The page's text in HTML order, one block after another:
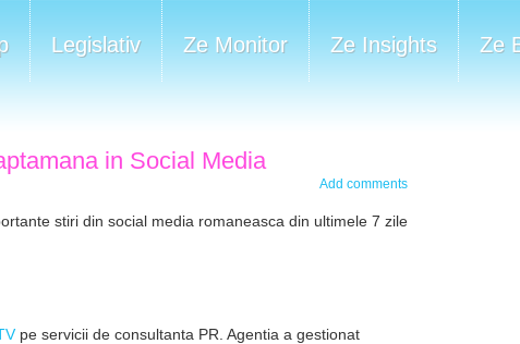
Legislativ Ze Monitor Ze Insights Ze
in Social Media
Add comments
stiri din social media romaneasca din ultimele 7 zile
pe servicii de consultanta PR. Agentia a gestionat